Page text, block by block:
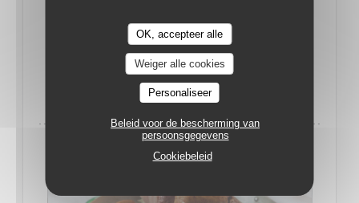
OK, accepteer alle
Weiger alle cookies
Personaliseer
Beleid voor de bescherming van
persoonsgegevens
Cookiebeleid
VAN 20/10/2025 TOT 31/05/2026 VAN 19H15 TOT